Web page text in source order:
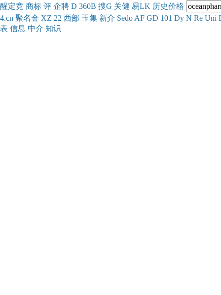
醒定竞 商标 评 企聘 D 360B 搜G 关健 易LK 历史价格
4.cn 聚名金 XZ 22 西部 玉集 新介 Sedo AF GD 101 Dy N Re Uni
表 信息 中介 知识